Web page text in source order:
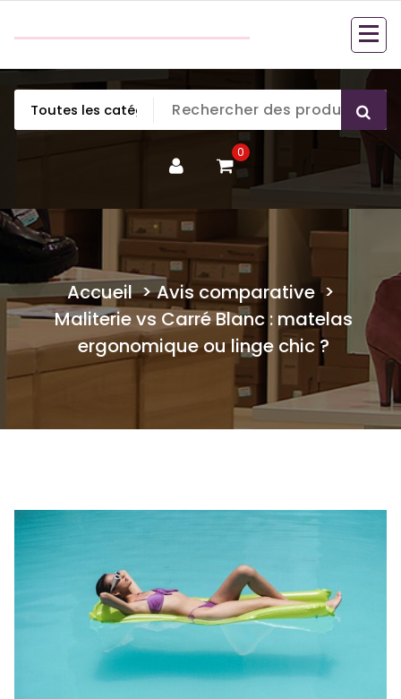
0
Accueil>Avis comparative >
Maliterie vs Carré Blanc : matelas
ergonomique ou linge chic ?